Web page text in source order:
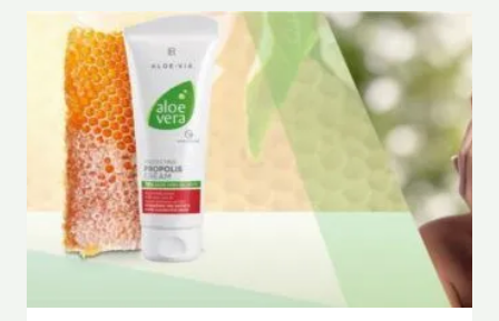
GEL
SOLLIEVO
RAPIDO
PER
DOLORI
ARTICOLARI